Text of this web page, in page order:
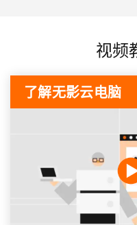
视频
了解无影云电脑